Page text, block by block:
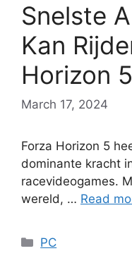
Snelste
Kan
Horizon
March 17, 2024
Forza Horizon 5
dominante kracht
racevideogames.
wereld, … Read
Categories
PC